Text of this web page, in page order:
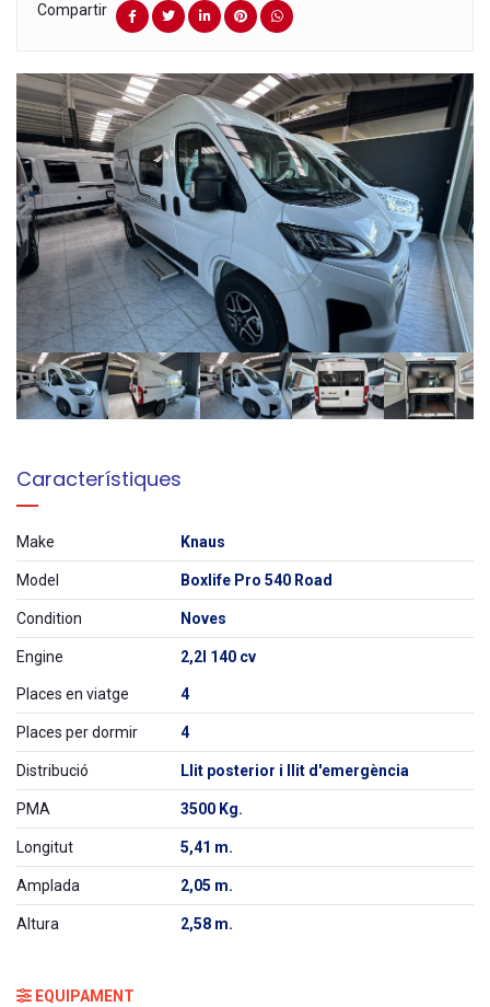
Compartir
Característiques
Make Knaus
Model Boxlife Pro 540 Road
Condition Noves
Engine 2,2l 140 cv
Places en viatge 4
Places per dormir 4
Distribució Llit posterior i llit d'emergència
PMA 3500 Kg.
Longitut 5,41 m.
Amplada 2,05 m.
Altura 2,58 m.
EQUIPAMENT